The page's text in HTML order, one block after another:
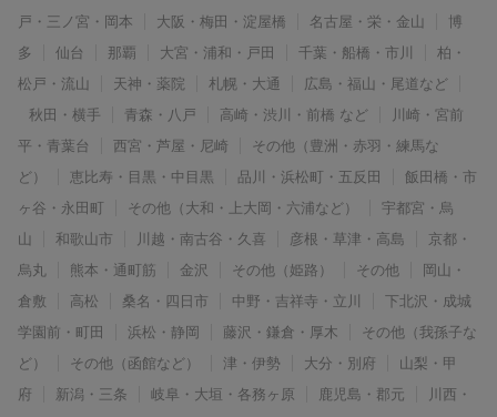
戸・三ノ宮・岡本
大阪・梅田・淀屋橋 名古屋・栄・金山
博
多
仙台 那覇 大宮・浦和・戸田 千葉・船橋・市川
柏・
松戸・流山
天神・薬院 札幌・大通
広島・福山・尾道など
秋田・横手
青森・八戸 高崎・渋川・前橋 など
川崎・宮前
平・青葉台
西宮・芦屋・尼崎
その他（豊洲・赤羽・練馬な
ど）
恵比寿・目黒・中目黒 品川・浜松町・五反田
飯田橋・市
ヶ谷・永田町
その他（大和・上大岡・六浦など）
宇都宮・烏
山
和歌山市 川越・南古谷・久喜 彦根・草津・高島
京都・
烏丸
熊本・通町筋 金沢 その他（姫路） その他
岡山・
倉敷
高松 桑名・四日市 中野・吉祥寺・立川
下北沢・成城
学園前・町田
浜松・静岡 藤沢・鎌倉・厚木
その他（我孫子な
ど）
その他（函館など） 津・伊勢 大分・別府
山梨・甲
府
新潟・三条 岐阜・大垣・各務ヶ原 鹿児島・郡元
川西・